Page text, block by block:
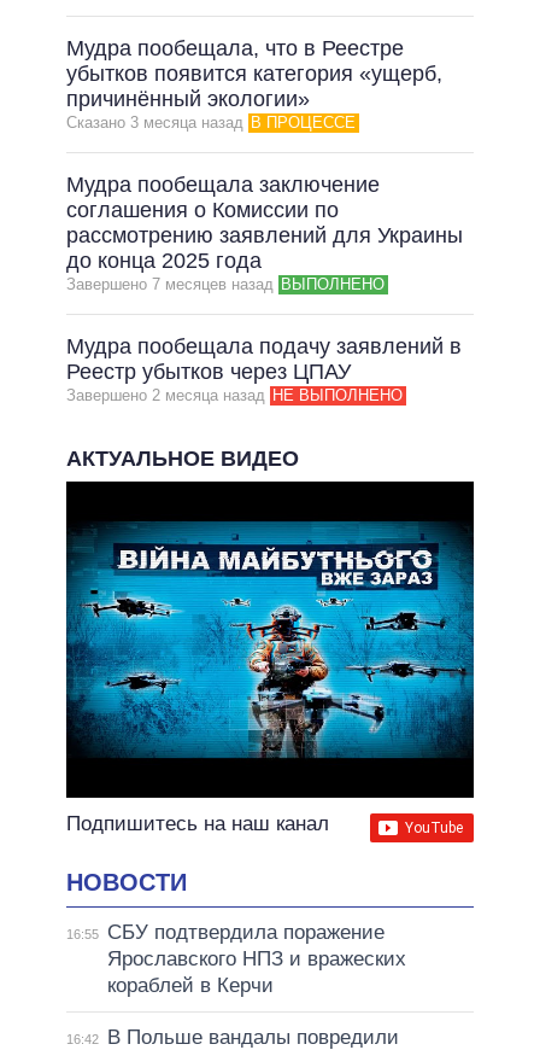
НЕВЫПОЛНЕННЫЕ ОБЕЩАНИЯ
ОБЕЩАНИЯ В ПРОЦЕССЕ
ВСЕ ОБЕЩАНИЯ
АРХИВНЫЕ ОБЕЩАНИЯ
Мудра пообещала, что в Реестре
убытков появится категория «ущерб,
причинённый экологии»
Сказано 3 месяца назад В ПРОЦЕССЕ
Мудра пообещала заключение
соглашения о Комиссии по
рассмотрению заявлений для Украины
до конца 2025 года
Завершено 7 месяцев назад ВЫПОЛНЕНО
Мудра пообещала подачу заявлений в
Реестр убытков через ЦПАУ
Завершено 2 месяца назад НЕ ВЫПОЛНЕНО
АКТУАЛЬНОЕ ВИДЕО
Подпишитесь на наш канал
НОВОСТИ
16:55
СБУ подтвердила поражение
Ярославского НПЗ и вражеских
кораблей в Керчи
16:42
В Польше вандалы повредили